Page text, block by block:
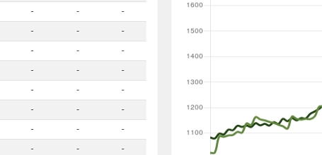
- -
-
- -
-
- -
-
- -
-
- -
-
- -
-
- -
-
- -
-